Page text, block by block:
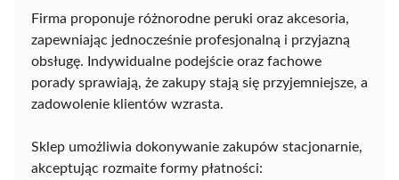
Firma proponuje różnorodne peruki oraz akcesoria,
zapewniając jednocześnie profesjonalną i przyjazną
obsługę. Indywidualne podejście oraz fachowe
porady sprawiają, że zakupy stają się przyjemniejsze, a
zadowolenie klientów wzrasta.
Sklep umożliwia dokonywanie zakupów stacjonarnie,
akceptując rozmaite formy płatności: